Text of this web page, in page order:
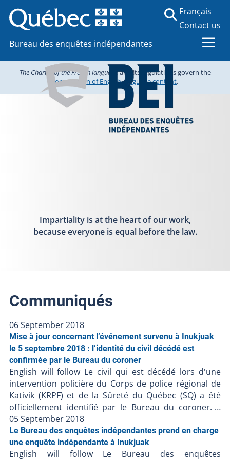
Bureau des enquêtes indépendantes
Français
Contact us
The Charter of the French languageand its regulations govern the
consultation of English-language content.
Impartiality is at the heart of our work,
because everyone is equal before the law.
Communiqués
06 September 2018
Mise à jour concernant l’événement survenu à Inukjuak
le 5 septembre 2018 : l’identité du civil décédé est
confirmée par le Bureau du coroner
English will follow Le civil qui est décédé lors d'une
intervention policière du Corps de police régional de
Kativik (KRPF) et de la Sûreté du Québec (SQ) a été
officiellement identifié par le Bureau du coroner. Il
s’agit de Tommy Nungiuk un homme de 40 ans qui
résidait à Inukjuak. Le BEI continue d’examiner les
circonstances entourant cet événement. Aucune autre
information n’est disponible actuellement. Le Bureau
05 September 2018
Le Bureau des enquêtes indépendantes prend en charge
une enquête indépendante à Inukjuak
English will follow Le Bureau des enquêtes